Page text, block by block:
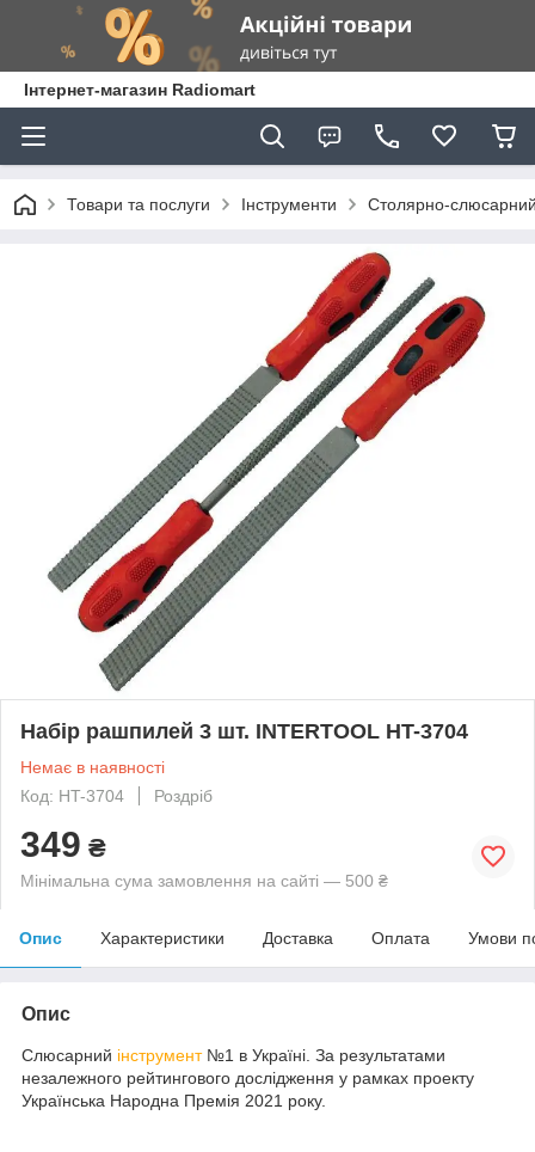
Інтернет-магазин Radiomart
Товари та послуги Інструменти Столярно-
Набір рашпилей 3 шт. INTERTOOL HT-3704
Немає в наявності
Код: HT-3704
Роздріб
349 ₴
Мінімальна сума замовлення на сайті — 500 ₴
Опис Характеристики Доставка Оплата Умови
Опис
Слюсарний інструмент№1 в Україні. За результатами
незалежного рейтингового дослідження у рамках проекту
Українська Народна Премія 2021 року.